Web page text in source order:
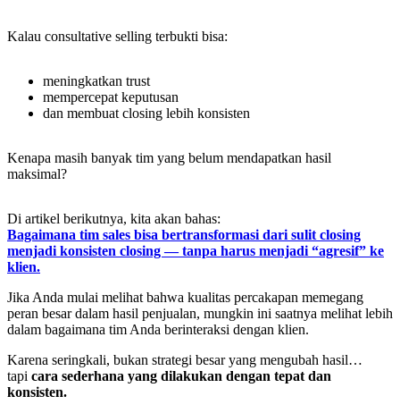
Kalau consultative selling terbukti bisa:
meningkatkan trust
mempercepat keputusan
dan membuat closing lebih konsisten
Kenapa masih banyak tim yang belum mendapatkan hasil
maksimal?
Di artikel berikutnya, kita akan bahas:
Bagaimana tim sales bisa bertransformasi dari sulit closing
menjadi konsisten closing — tanpa harus menjadi “agresif” ke
klien.
Jika Anda mulai melihat bahwa kualitas percakapan memegang
peran besar dalam hasil penjualan, mungkin ini saatnya melihat lebih
dalam bagaimana tim Anda berinteraksi dengan klien.
Karena seringkali, bukan strategi besar yang mengubah hasil…
tapi cara sederhana yang dilakukan dengan tepat dan
konsisten.